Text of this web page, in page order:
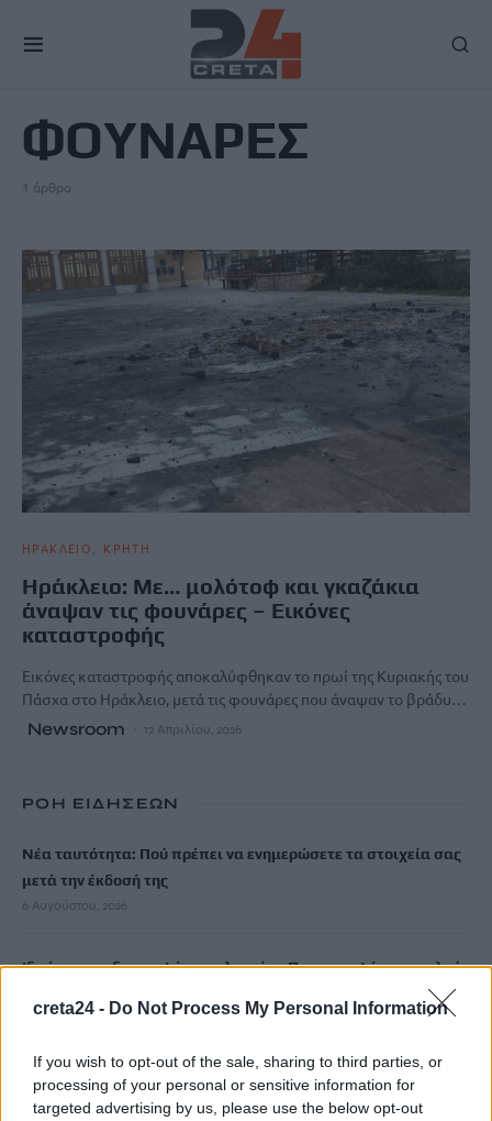
creta24 - Do Not Process My Personal Information
If you wish to opt-out of the sale, sharing to third parties, or
processing of your personal or sensitive information for
targeted advertising by us, please use the below opt-out
ΦΟΥΝΑΡΕΣ
1 άρθρο
ΗΡΑΚΛΕΙΟ ΚΡΗΤΗ
Ηράκλειο: Με… μολότοφ και γκαζάκια
άναψαν τις φουνάρες – Εικόνες
καταστροφής
Εικόνες καταστροφής αποκαλύφθηκαν το πρωί της Κυριακής του
Πάσχα στο Ηράκλειο, μετά τις φουνάρες που άναψαν το βράδυ…
Newsroom 12 Απριλίου, 2026
ΡΟΗ ΕΙΔΗΣΕΩΝ
Νέα ταυτότητα: Πού πρέπει να ενημερώσετε τα στοιχεία σας
μετά την έκδοσή της
6 Αυγούστου, 2026
Ιδρώτας και διατροφή το καλοκαίρι: Ποιες τροφές προκαλούν
6 Αυγούστου, 2026
Κάρτα Αγρότη: Τι αλλάζει από 28 Αυγούστου για τις
χρηματοδοτήσεις